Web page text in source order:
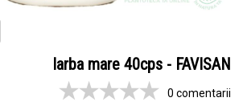
Iarba mare 40cps - FAVISAN
0 comentarii